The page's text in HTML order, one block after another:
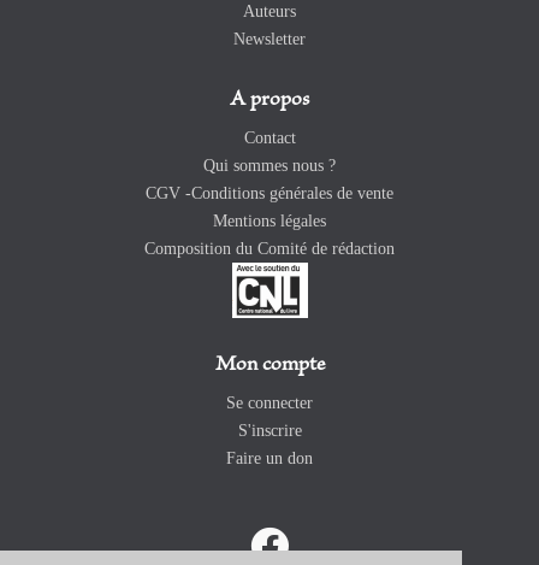
Auteurs
Newsletter
A propos
Contact
Qui sommes nous ?
CGV -Conditions générales de vente
Mentions légales
Composition du Comité de rédaction
Mon compte
Se connecter
S'inscrire
Faire un don